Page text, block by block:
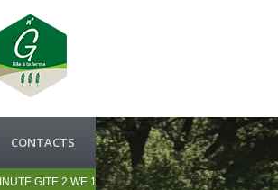
ACCUEIL
CONTACTS
GITE 2 WE 10 AU 12/04 10% REDUCTION ...WIFI